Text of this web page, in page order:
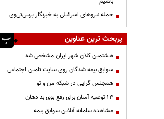
حمله نیروهای اسرائیلی به خبرنگار پرس‌تی‌وی
پربحث ترین عناوین
هشتمین کلان شهر ایران مشخص شد
سوابق بیمه شدگان روی سایت تامین اجتماعی
همجنس گرایی در شبکه من و تو
13 توصیه آسان برای رفع بوی بد دهان
مشاهده سامانه آنلاين سوابق بیمه